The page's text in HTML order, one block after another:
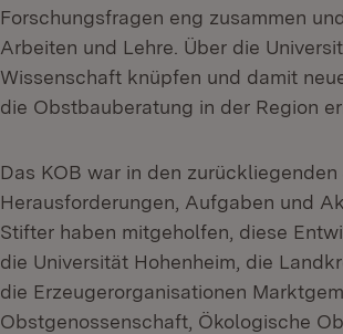
Forschungsfragen eng zusammen
Arbeiten und Lehre. Über die
Wissenschaft knüpfen und damit
die Obstbauberatung in der Region
Das KOB war in den
Herausforderungen, Aufgaben und
Stifter haben mitgeholfen, diese
die Universität Hohenheim, die
die Erzeugerorganisationen
Obstgenossenschaft, Ökologische